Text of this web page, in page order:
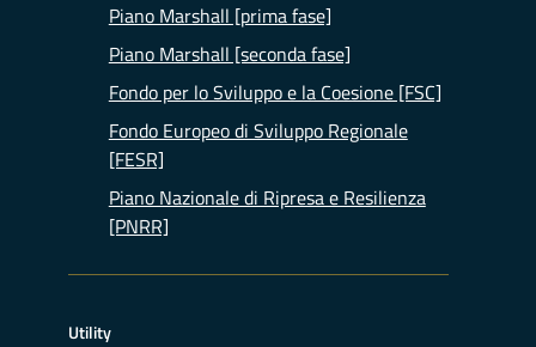
Piano Marshall [prima fase]
Piano Marshall [seconda fase]
Fondo per lo Sviluppo e la Coesione [FSC]
Fondo Europeo di Sviluppo Regionale
[FESR]
Piano Nazionale di Ripresa e Resilienza
[PNRR]
Utility